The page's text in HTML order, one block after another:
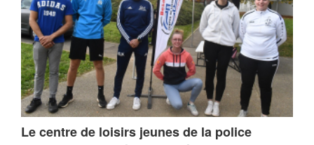
Le centre de loisirs jeunes de la police